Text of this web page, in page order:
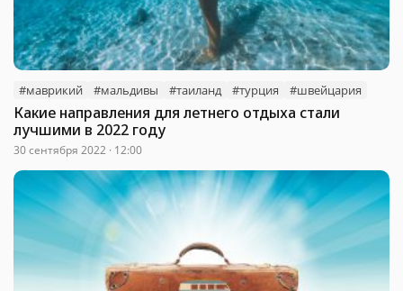
#маврикий #мальдивы #таиланд #турция #швейцария
Какие направления для летнего отдыха стали
лучшими в 2022 году
30 сентября 2022 · 12:00